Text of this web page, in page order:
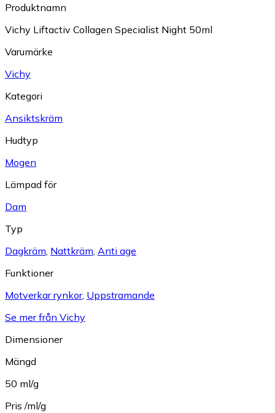
Produktnamn
Vichy Liftactiv Collagen Specialist Night 50ml
Varumärke
Vichy
Kategori
Ansiktskräm
Hudtyp
Mogen
Lämpad för
Dam
Typ
Dagkräm, Nattkräm, Anti age
Funktioner
Motverkar rynkor, Uppstramande
Se mer från Vichy
Dimensioner
Mängd
50 ml/g
Pris /ml/g